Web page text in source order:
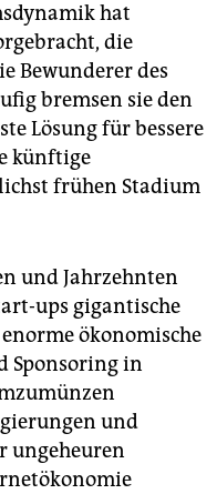
hat
die
Bewunderer des
bremsen sie den
Lösung für bessere
künftige
frühen Stadium
und Jahrzehnten
ups gigantische
ökonomische
Sponsoring in
und
ungeheuren